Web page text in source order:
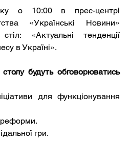
о 10:00 в прес-центрі
«Українські Новини»
«Актуальні тенденції
в Україні».
будуть обговорюватись
реформи.
гри.